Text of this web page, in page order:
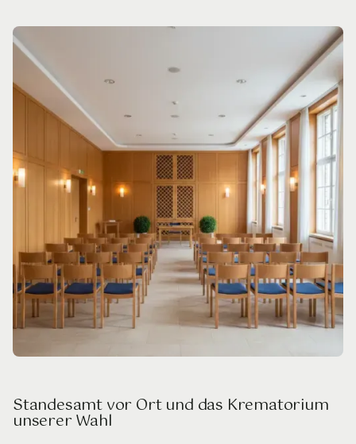
Standesamt vor Ort und das Krematorium
unserer Wahl